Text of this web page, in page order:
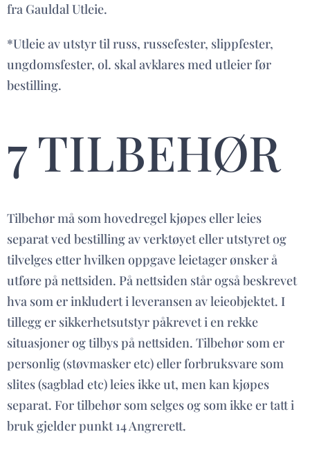
fra Gauldal Utleie.
*Utleie av utstyr til russ, russefester, slippfester,
ungdomsfester, ol. skal avklares med utleier før
bestilling.
7 TILBEHØR
Tilbehør må som hovedregel kjøpes eller leies
separat ved bestilling av verktøyet eller utstyret og
tilvelges etter hvilken oppgave leietager ønsker å
utføre på nettsiden. På nettsiden står også beskrevet
hva som er inkludert i leveransen av leieobjektet. I
tillegg er sikkerhetsutstyr påkrevet i en rekke
situasjoner og tilbys på nettsiden. Tilbehør som er
personlig (støvmasker etc) eller forbruksvare som
slites (sagblad etc) leies ikke ut, men kan kjøpes
separat. For tilbehør som selges og som ikke er tatt i
bruk gjelder punkt 14 Angrerett.